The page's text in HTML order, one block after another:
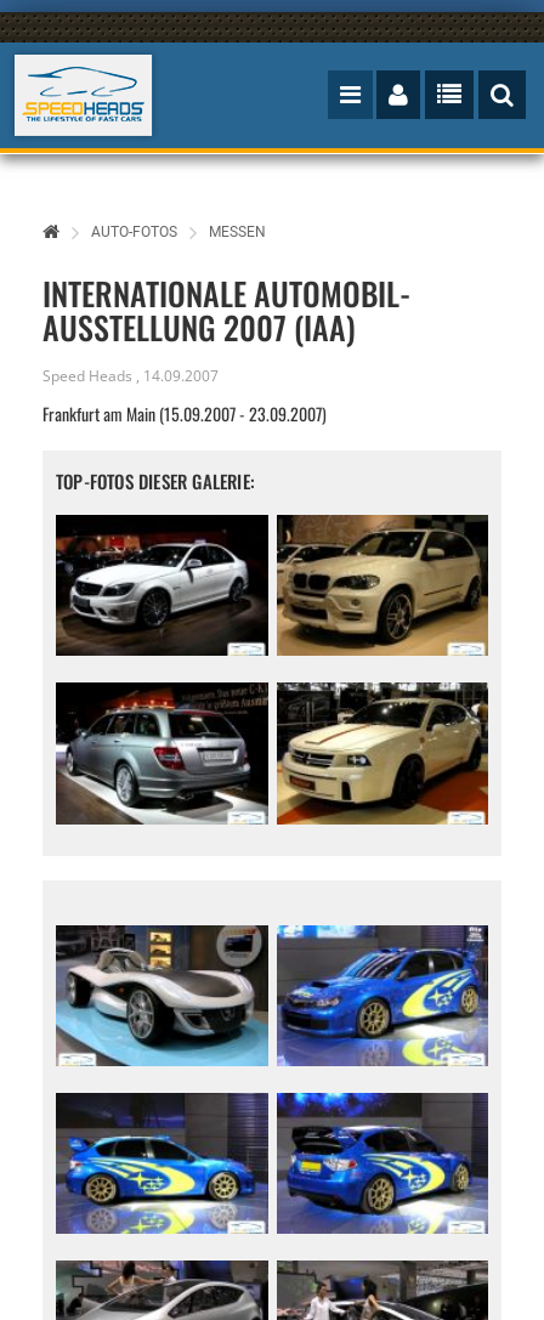
AUTO-FOTOS MESSEN
INTERNATIONALE AUTOMOBIL-
AUSSTELLUNG 2007 (IAA)
Speed Heads , 14.09.2007
Frankfurt am Main (15.09.2007 - 23.09.2007)
TOP-FOTOS DIESER GALERIE: